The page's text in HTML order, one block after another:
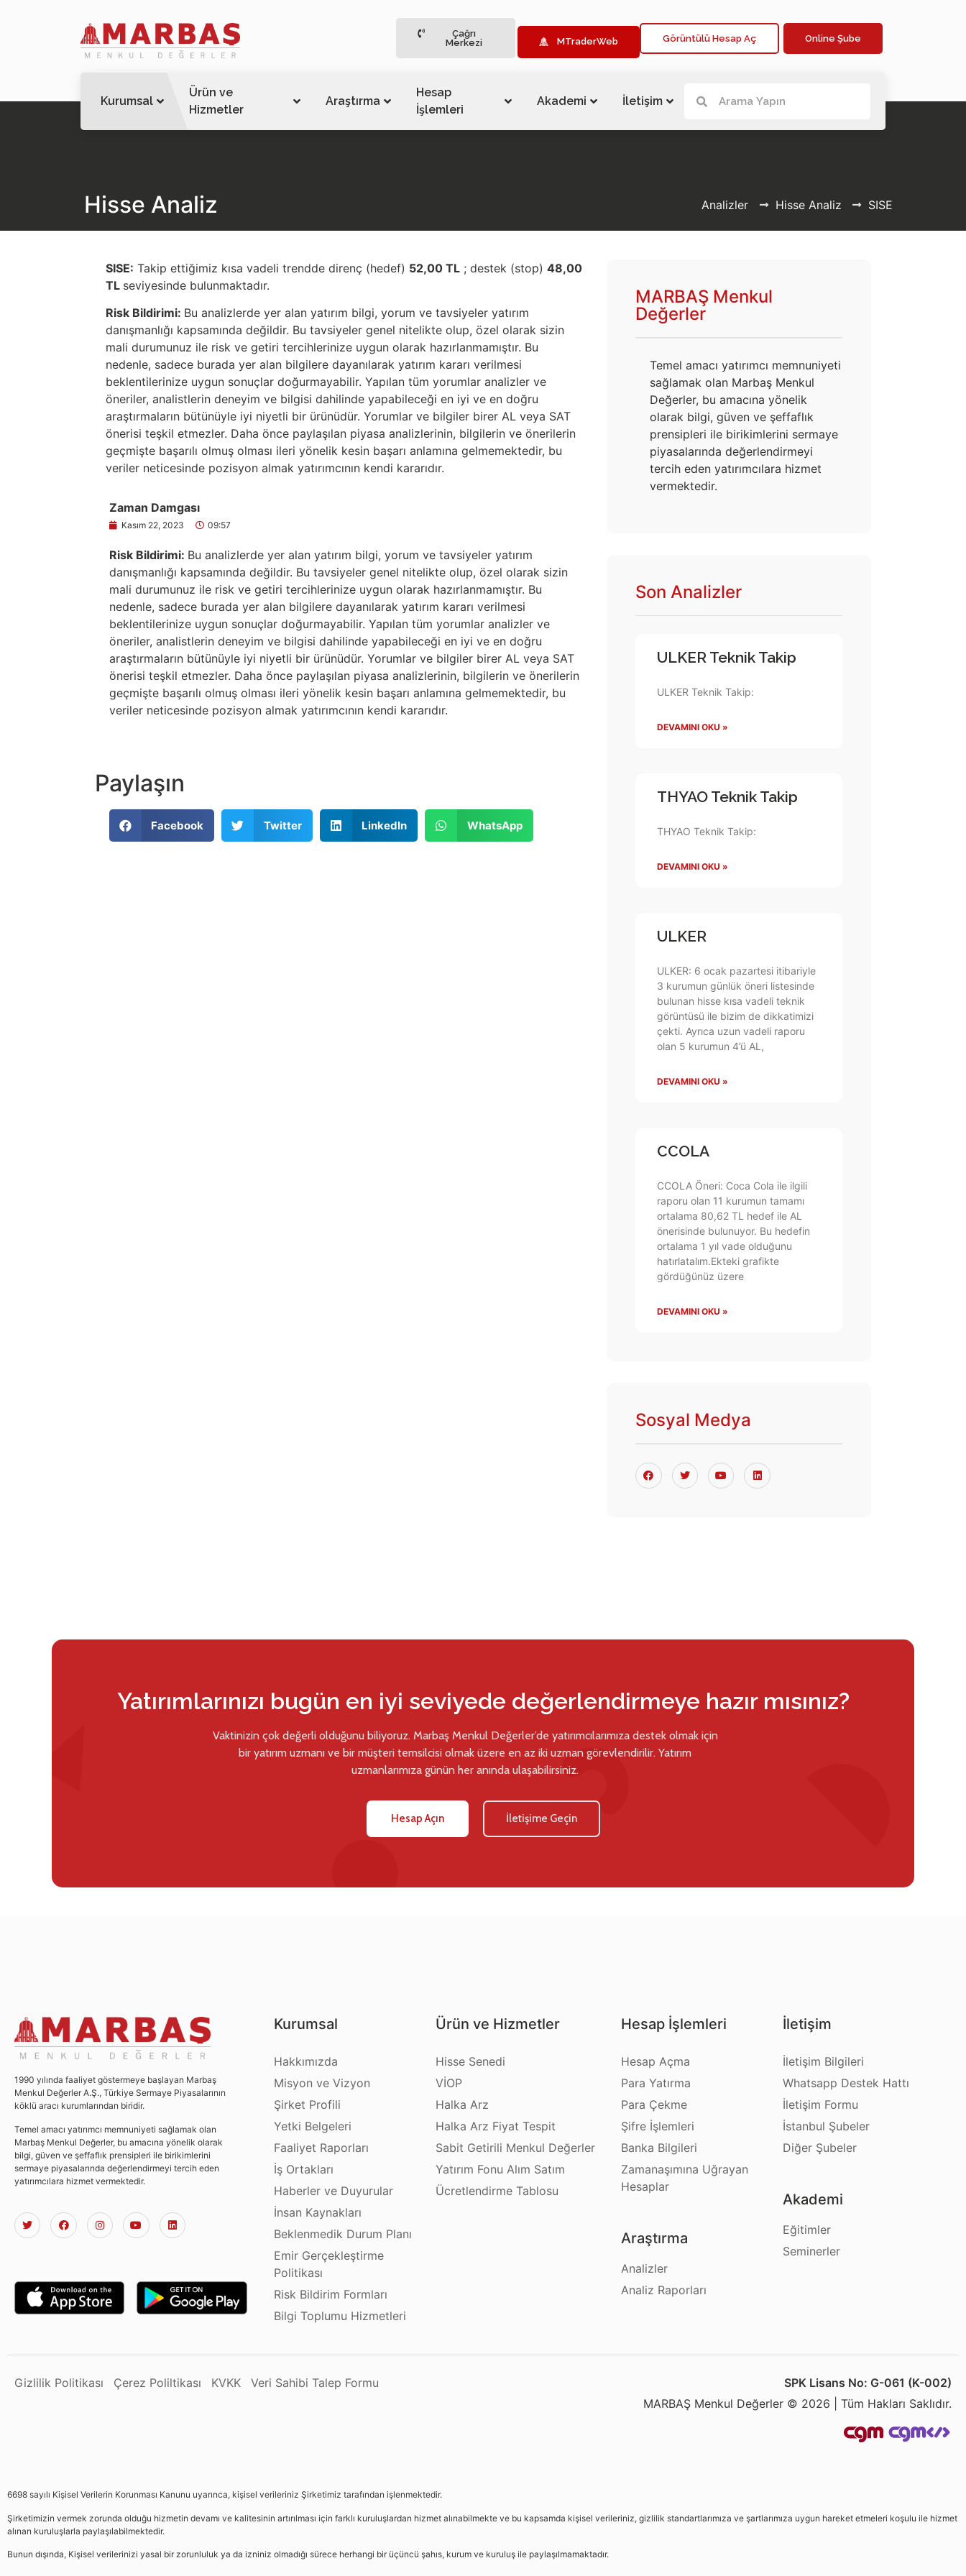
Çağrı
Merkezi
MTraderWeb Görüntülü Hesap Aç Online Şube
Kurumsal
Ürün ve
Hizmetler
Araştırma
Hesap
İşlemleri
Akademi İletişim
Hisse Analiz Analizler Hisse Analiz SISE
SISE: Takip ettiğimiz kısa vadeli trendde direnç (hedef) 52,00 TL; destek (stop) 48,00
TL seviyesinde bulunmaktadır.
Risk Bildirimi: Bu analizlerde yer alan yatırım bilgi, yorum ve tavsiyeler yatırım
danışmanlığı kapsamında değildir. Bu tavsiyeler genel nitelikte olup, özel olarak sizin
mali durumunuz ile risk ve getiri tercihlerinize uygun olarak hazırlanmamıştır. Bu
nedenle, sadece burada yer alan bilgilere dayanılarak yatırım kararı verilmesi
beklentilerinize uygun sonuçlar doğurmayabilir. Yapılan tüm yorumlar analizler ve
öneriler, analistlerin deneyim ve bilgisi dahilinde yapabileceği en iyi ve en doğru
araştırmaların bütünüyle iyi niyetli bir ürünüdür. Yorumlar ve bilgiler birer AL veya SAT
önerisi teşkil etmezler. Daha önce paylaşılan piyasa analizlerinin, bilgilerin ve önerilerin
geçmişte başarılı olmuş olması ileri yönelik kesin başarı anlamına gelmemektedir, bu
veriler neticesinde pozisyon almak yatırımcının kendi kararıdır.
Zaman Damgası
Kasım 22, 2023 09:57
Risk Bildirimi: Bu analizlerde yer alan yatırım bilgi, yorum ve tavsiyeler yatırım
danışmanlığı kapsamında değildir. Bu tavsiyeler genel nitelikte olup, özel olarak sizin
mali durumunuz ile risk ve getiri tercihlerinize uygun olarak hazırlanmamıştır. Bu
nedenle, sadece burada yer alan bilgilere dayanılarak yatırım kararı verilmesi
beklentilerinize uygun sonuçlar doğurmayabilir. Yapılan tüm yorumlar analizler ve
öneriler, analistlerin deneyim ve bilgisi dahilinde yapabileceği en iyi ve en doğru
araştırmaların bütünüyle iyi niyetli bir ürünüdür. Yorumlar ve bilgiler birer AL veya SAT
önerisi teşkil etmezler. Daha önce paylaşılan piyasa analizlerinin, bilgilerin ve önerilerin
geçmişte başarılı olmuş olması ileri yönelik kesin başarı anlamına gelmemektedir, bu
veriler neticesinde pozisyon almak yatırımcının kendi kararıdır.
Paylaşın
Facebook Twitter LinkedIn WhatsApp
MARBAŞ Menkul
Değerler
Temel amacı yatırımcı memnuniyeti
sağlamak olan Marbaş Menkul
Değerler, bu amacına yönelik
olarak bilgi, güven ve şeffaflık
prensipleri ile birikimlerini sermaye
piyasalarında değerlendirmeyi
tercih eden yatırımcılara hizmet
vermektedir.
Son Analizler
ULKER Teknik Takip
ULKER Teknik Takip:
DEVAMINI OKU »
THYAO Teknik Takip
THYAO Teknik Takip:
DEVAMINI OKU »
ULKER
ULKER: 6 ocak pazartesi itibariyle
3 kurumun günlük öneri listesinde
bulunan hisse kısa vadeli teknik
görüntüsü ile bizim de dikkatimizi
çekti. Ayrıca uzun vadeli raporu
olan 5 kurumun 4’ü AL,
DEVAMINI OKU »
CCOLA
CCOLA Öneri: Coca Cola ile ilgili
raporu olan 11 kurumun tamamı
ortalama 80,62 TL hedef ile AL
önerisinde bulunuyor. Bu hedefin
ortalama 1 yıl vade olduğunu
hatırlatalım.Ekteki grafikte
gördüğünüz üzere
DEVAMINI OKU »
Sosyal Medya
Yatırımlarınızı bugün en iyi seviyede değerlendirmeye hazır mısınız?
Vaktinizin çok değerli olduğunu biliyoruz. Marbaş Menkul Değerler’de yatırımcılarımıza destek olmak için
bir yatırım uzmanı ve bir müşteri temsilcisi olmak üzere en az iki uzman görevlendirilir. Yatırım
uzmanlarımıza günün her anında ulaşabilirsiniz.
Hesap Açın İletişime Geçin
1990 yılında faaliyet göstermeye başlayan Marbaş
Menkul Değerler A.Ş., Türkiye Sermaye Piyasalarının
köklü aracı kurumlarından biridir.
Temel amacı yatırımcı memnuniyeti sağlamak olan
Marbaş Menkul Değerler, bu amacına yönelik olarak
bilgi, güven ve şeffaflık prensipleri ile birikimlerini
sermaye piyasalarında değerlendirmeyi tercih eden
yatırımcılara hizmet vermektedir.
Kurumsal
Hakkımızda
Misyon ve Vizyon
Şirket Profili
Yetki Belgeleri
Faaliyet Raporları
İş Ortakları
Haberler ve Duyurular
İnsan Kaynakları
Beklenmedik Durum Planı
Emir Gerçekleştirme
Politikası
Risk Bildirim Formları
Bilgi Toplumu Hizmetleri
Ürün ve Hizmetler
Hisse Senedi
VİOP
Halka Arz
Halka Arz Fiyat Tespit
Sabit Getirili Menkul Değerler
Yatırım Fonu Alım Satım
Ücretlendirme Tablosu
Hesap İşlemleri
Hesap Açma
Para Yatırma
Para Çekme
Şifre İşlemleri
Banka Bilgileri
Zamanaşımına Uğrayan
Hesaplar
Araştırma
Analizler
Analiz Raporları
İletişim
İletişim Bilgileri
Whatsapp Destek Hattı
İletişim Formu
İstanbul Şubeler
Diğer Şubeler
Akademi
Eğitimler
Seminerler
Gizlilik Politikası Çerez Poliltikası KVKK Veri Sahibi Talep Formu
SPK Lisans No: G-061 (K-002)
MARBAŞ Menkul Değerler © 2026 | Tüm Hakları Saklıdır.
6698 sayılı Kişisel Verilerin Korunması Kanunu uyarınca, kişisel verileriniz Şirketimiz tarafından işlenmektedir.
Şirketimizin vermek zorunda olduğu hizmetin devamı ve kalitesinin artırılması için farklı kuruluşlardan hizmet alınabilmekte ve bu kapsamda kişisel verileriniz, gizlilik standartlarımıza ve şartlarımıza uygun hareket etmeleri koşulu ile hizmet
alınan kuruluşlarla paylaşılabilmektedir.
Bunun dışında, Kişisel verilerinizi yasal bir zorunluluk ya da izniniz olmadığı sürece herhangi bir üçüncü şahıs, kurum ve kuruluş ile paylaşılmamaktadır.